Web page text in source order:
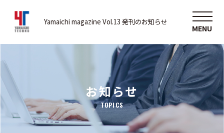
Yamaichi magazine Vol.13 発刊のお知らせ
お知らせ
TOPICS